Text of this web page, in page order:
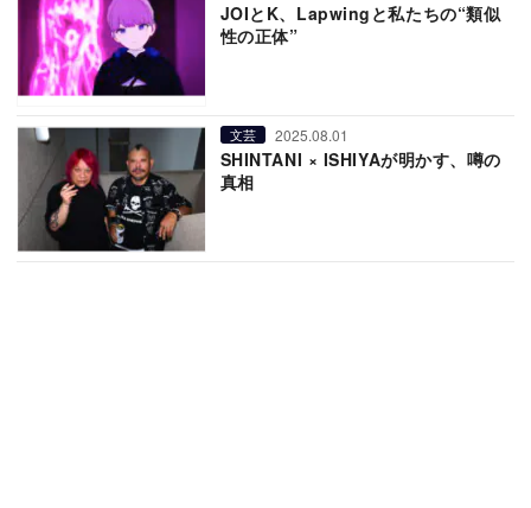
JOIとK、Lapwingと私たちの“類似
性の正体”
文芸 2025.08.01
SHINTANI × ISHIYAが明かす、噂の
真相